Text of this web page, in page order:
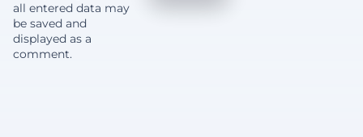
all entered data may
be saved and
displayed as a
comment.